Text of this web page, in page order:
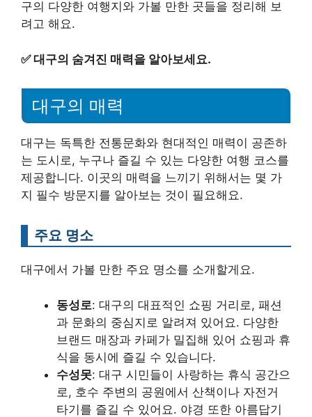
구의 다양한 여행지와 가볼 만한 곳들을 정리해 보
려고 해요.
✅대구의 숨겨진 매력을 알아보세요.
대구의 매력
대구는 독특한 전통문화와 현대적인 매력이 공존하
는 도시로, 누구나 즐길 수 있는 다양한 여행 코스를
제공합니다. 이곳의 매력을 느끼기 위해서는 몇 가
지 필수 방문지를 알아보는 것이 필요해요.
주요 명소
대구에서 가볼 만한 주요 명소를 소개할게요.
동성로: 대구의 대표적인 쇼핑 거리로, 패션
과 문화의 중심지로 알려져 있어요. 다양한
브랜드 매장과 카페가 밀집해 있어 쇼핑과 휴
식을 동시에 즐길 수 있습니다.
수성못: 대구 시민들이 사랑하는 휴식 공간으
로, 호수 주변의 공원에서 산책이나 자전거
타기를 즐길 수 있어요. 야경 또한 아름답기